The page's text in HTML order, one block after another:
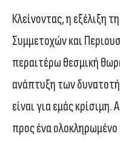
Κλείνοντας, η εξέλιξη
Συμμετοχών και
περαιτέρω θεσμική
ανάπτυξη των
είναι για εμάς
προς ένα